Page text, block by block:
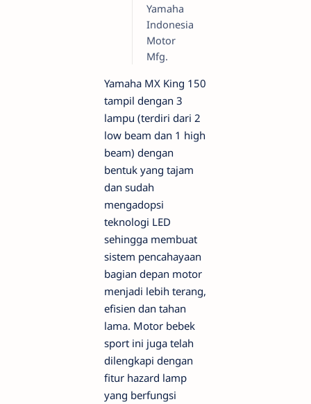
Yamaha
Indonesia
Motor
Mfg.
Yamaha MX King 150
tampil dengan 3
lampu (terdiri dari 2
low beam dan 1 high
beam) dengan
bentuk yang tajam
dan sudah
mengadopsi
teknologi LED
sehingga membuat
sistem pencahayaan
bagian depan motor
menjadi lebih terang,
efisien dan tahan
lama. Motor bebek
sport ini juga telah
dilengkapi dengan
fitur hazard lamp
yang berfungsi